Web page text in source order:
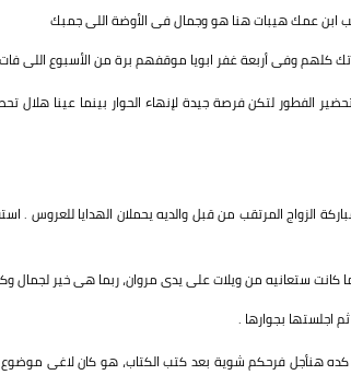
عمك هيبات هنا هو وجمال فى الأوضة اللى جمبك
وفى أربعة غفر ابويا موقفهم برة من الأسبوع اللى
الفطور لتكن فرصة جيدة لإنهاء الحوار بينما عينا هلال
الزواج المرتقب من قبل والديه يحملان الهدايا للعروس .
ستعانيه من ويلات على يدى مروان، ربما هى خير لجمال
اجلستها بجوارها .
هنأجل فرحكم شوية بعد كتب الكتاب، هو كان لاغى